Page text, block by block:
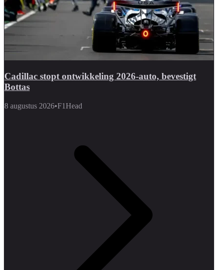
Cadillac stopt ontwikkeling 2026-auto, bevestigt
Bottas
8 augustus 2026•F1Head